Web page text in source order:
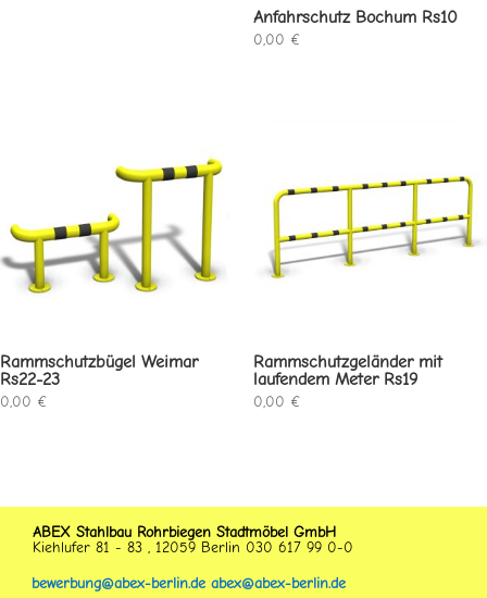
Anfahrschutz Bochum Rs10
0,00 €
Rammschutzbügel Weimar
Rs22-23
0,00 €
Rammschutzgeländer mit
laufendem Meter Rs19
0,00 €
ABEX Stahlbau Rohrbiegen Stadtmöbel GmbH
Kiehlufer 81 - 83 , 12059 Berlin 030 617 99 0-0
bewerbung@abex-berlin.de abex@abex-berlin.de